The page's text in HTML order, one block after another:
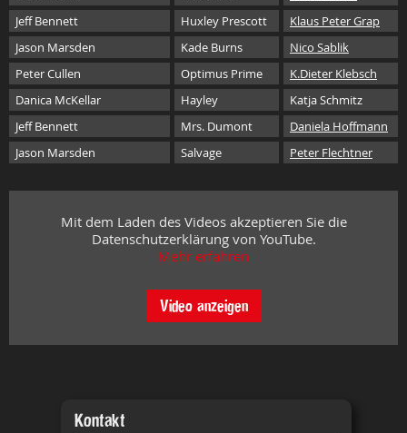
Jeff Bennett
Huxley Prescott
Klaus Peter Grap
Jason Marsden
Kade Burns
Nico Sablik
Peter Cullen
Optimus Prime
K.Dieter Klebsch
Danica McKellar
Hayley
Katja Schmitz
Jeff Bennett
Mrs. Dumont
Daniela Hoffmann
Jason Marsden
Salvage Peter Flechtner
Mit dem Laden des Videos akzeptieren Sie die
Datenschutzerklärung von YouTube.
Mehr erfahren
Video anzeigen
Kontakt